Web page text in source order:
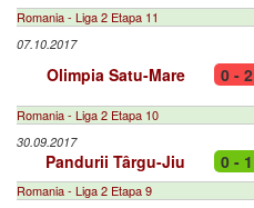
Romania - Liga 2 Etapa 11
07.10.2017
Olimpia Satu-Mare 0 - 2
Romania - Liga 2 Etapa 10
30.09.2017
Pandurii Târgu-Jiu 0 - 1
Romania - Liga 2 Etapa 9